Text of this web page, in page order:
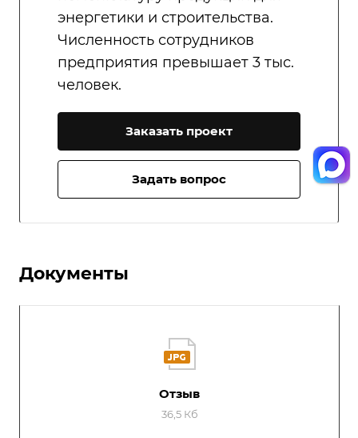
энергетики и строительства.
Численность сотрудников
предприятия превышает 3 тыс.
человек.
Заказать проект
Задать вопрос
Документы
Отзыв
36,5 Кб